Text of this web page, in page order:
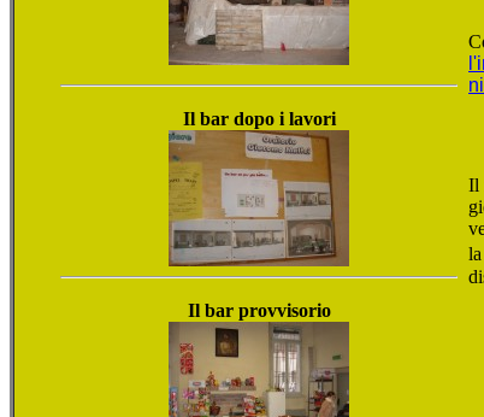
Il bar dopo i lavori
Il
Il bar provvisorio